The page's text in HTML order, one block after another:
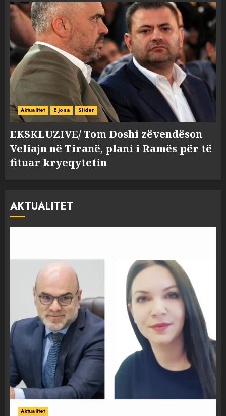
Aktualitet E jona Slider
EKSKLUZIVE/ Tom Doshi zëvendëson
Veliajn në Tiranë, plani i Ramës për të
fituar kryeqytetin
AKTUALITET
Aktualitet